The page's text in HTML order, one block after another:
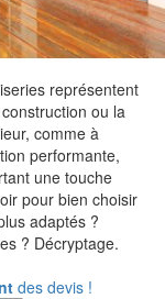
représentent
ou la
comme à
performante,
une touche
pour bien choisir
adaptés ?
? Décryptage.
des devis !